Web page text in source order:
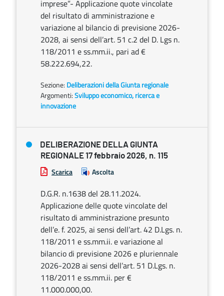
imprese”- Applicazione quote vincolate
del risultato di amministrazione e
variazione al bilancio di previsione 2026-
2028, ai sensi dell’art. 51 c.2 del D. Lgs n.
118/2011 e ss.mm.ii., pari ad €
58.222.694,22.
Sezione: Deliberazioni della Giunta regionale
Argomenti:Sviluppo economico, ricerca e
innovazione
DELIBERAZIONE DELLA GIUNTA
REGIONALE 17 febbraio 2026, n. 115
Scarica Ascolta
D.G.R. n.1638 del 28.11.2024.
Applicazione delle quote vincolate del
risultato di amministrazione presunto
dell’e. f. 2025, ai sensi dell’art. 42 D.Lgs. n.
118/2011 e ss.mm.ii. e variazione al
bilancio di previsione 2026 e pluriennale
2026-2028 ai sensi dell’art. 51 D.Lgs. n.
118/2011 e ss.mm.ii. per €
11.000.000,00.